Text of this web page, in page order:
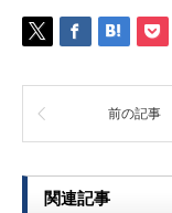
前の記事
関連記事